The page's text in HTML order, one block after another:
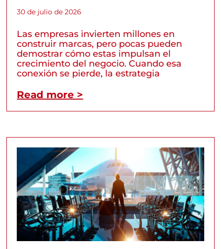
30 de julio de 2026
Las empresas invierten millones en
construir marcas, pero pocas pueden
demostrar cómo estas impulsan el
crecimiento del negocio. Cuando esa
conexión se pierde, la estrategia
Read more >